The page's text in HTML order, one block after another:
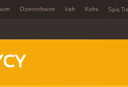
Dziennikarze Irak Koks Spis